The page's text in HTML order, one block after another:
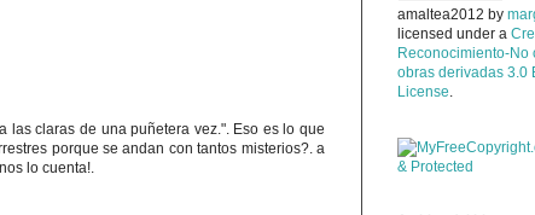
las claras de una puñetera vez.". Eso es lo que
porque se andan con tantos misterios?. a
lo cuenta!.
amaltea2012 by
licensed under a
Reconocimiento-No
obras derivadas 3.0
License.